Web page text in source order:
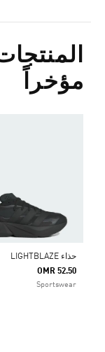
مؤخراً
حذاء LIGHTBLAZE
OMR 52.50
Sportswear